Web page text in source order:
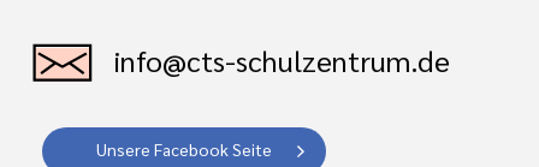
info@cts-schulzentrum.de
Unsere Facebook Seite